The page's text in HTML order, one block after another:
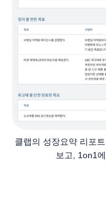
클랩의 성장요약 리포
보고, 1on1